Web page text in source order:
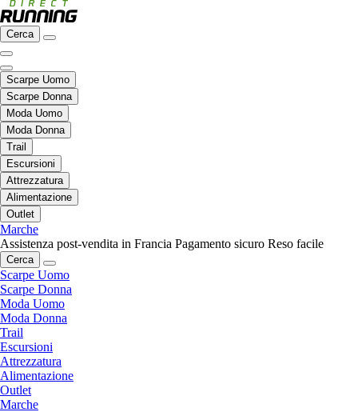
Cerca
Scarpe Uomo
Scarpe Donna
Moda Uomo
Moda Donna
Trail
Escursioni
Attrezzatura
Alimentazione
Outlet
Marche
Assistenza post-vendita in Francia Pagamento sicuro Reso facile
Cerca
Scarpe Uomo
Scarpe Donna
Moda Uomo
Moda Donna
Trail
Escursioni
Attrezzatura
Alimentazione
Outlet
Marche